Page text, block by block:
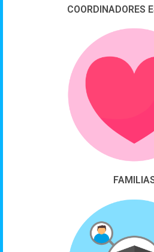
COORDINADORES